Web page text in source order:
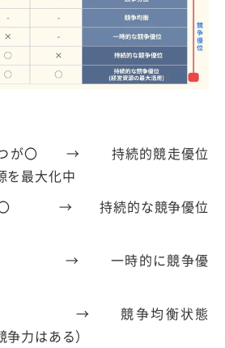
4つが〇 → 持続的競走優位
を最大化中
が〇 → 持続的な競争優位
〇 → 一時的に競争優
→ 競争均衡状態
争力はある）